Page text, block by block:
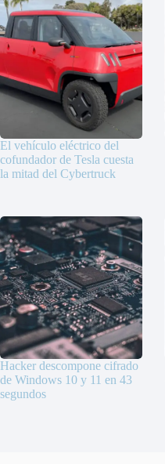
El vehículo eléctrico del
cofundador de Tesla cuesta
la mitad del Cybertruck
Hacker descompone cifrado
de Windows 10 y 11 en 43
segundos